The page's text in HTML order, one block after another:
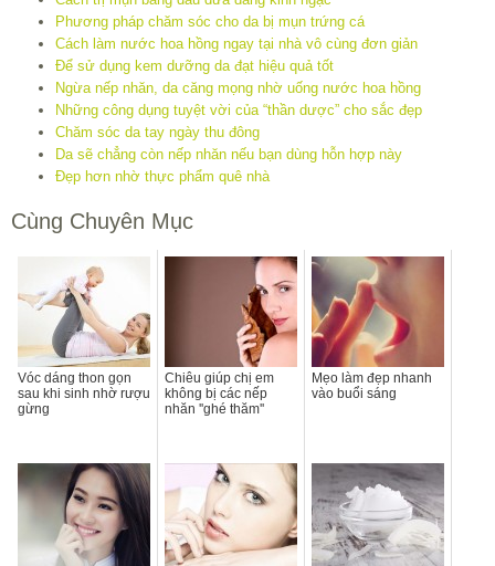
Phương pháp chăm sóc cho da bị mụn trứng cá
Cách làm nước hoa hồng ngay tại nhà vô cùng đơn giản
Để sử dụng kem dưỡng da đạt hiệu quả tốt
Ngừa nếp nhăn, da căng mọng nhờ uống nước hoa hồng
Những công dụng tuyệt vời của “thần dược” cho sắc đẹp
Chăm sóc da tay ngày thu đông
Da sẽ chẳng còn nếp nhăn nếu bạn dùng hỗn hợp này
Đẹp hơn nhờ thực phẩm quê nhà
Cùng Chuyên Mục
Vóc dáng thon gọn
sau khi sinh nhờ rượu
gừng
Chiêu giúp chị em
không bị các nếp
nhăn ''ghé thăm''
Mẹo làm đẹp nhanh
vào buổi sáng